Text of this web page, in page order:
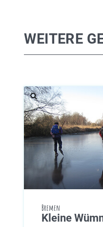
WEITERE
Bremen
Kleine